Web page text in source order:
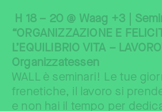
H 18 – 20 @ Waag +3 |
“ORGANIZZAZIONE E
L’EQUILIBRIO VITA –
Organizzatessen
WALL è seminari! Le tue
frenetiche, il lavoro si
e non hai il tempo per